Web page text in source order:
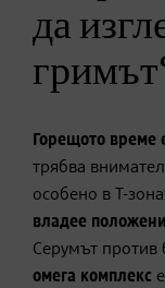
да
Горещото време
трябва
особено в Т-
владее
Серумът против
oмега комплекс